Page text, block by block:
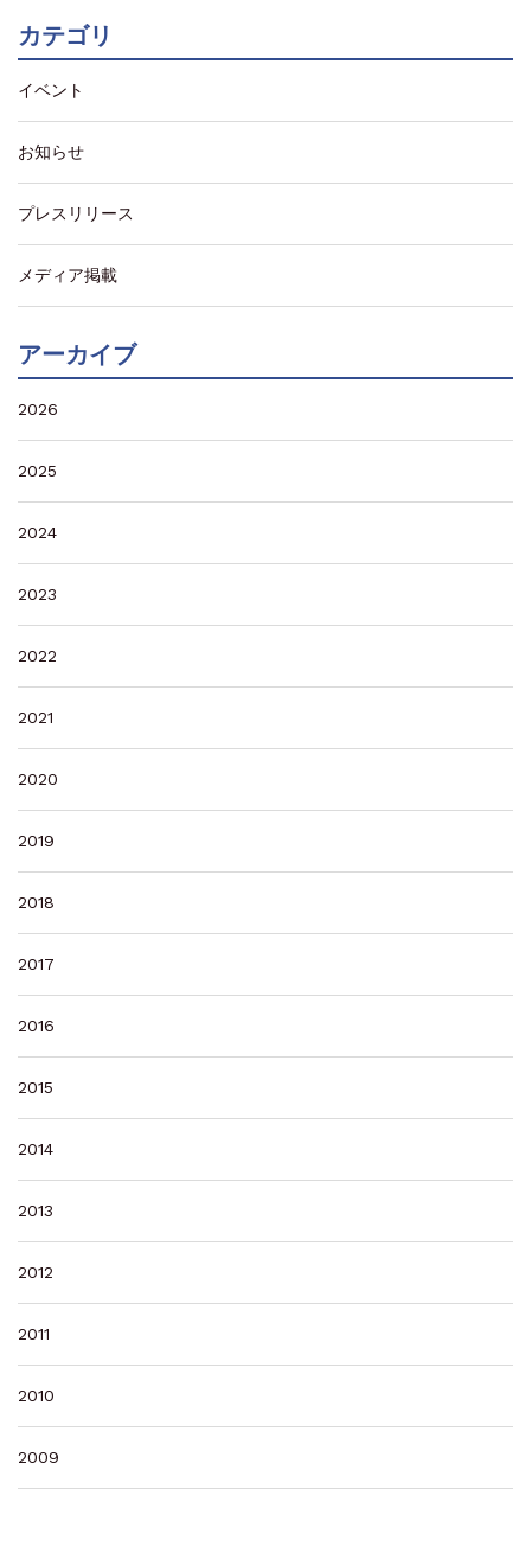
カテゴリ
イベント
お知らせ
プレスリリース
メディア掲載
アーカイブ
2026
2025
2024
2023
2022
2021
2020
2019
2018
2017
2016
2015
2014
2013
2012
2011
2010
2009